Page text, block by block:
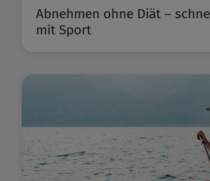
Abnehmen ohne Diät –
mit Sport